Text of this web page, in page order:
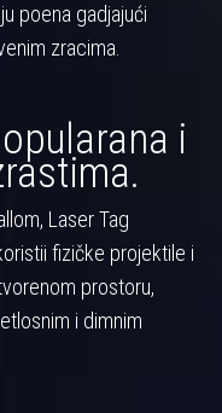
poena gadjajući
zracima.
i
Laser Tag
fizičke projektile i
prostoru,
i dimnim